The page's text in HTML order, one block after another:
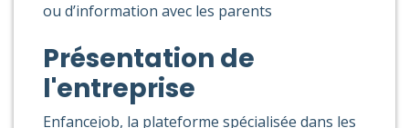
ou d’information avec les parents
Présentation de
l'entreprise
Enfancejob, la plateforme spécialisée dans les